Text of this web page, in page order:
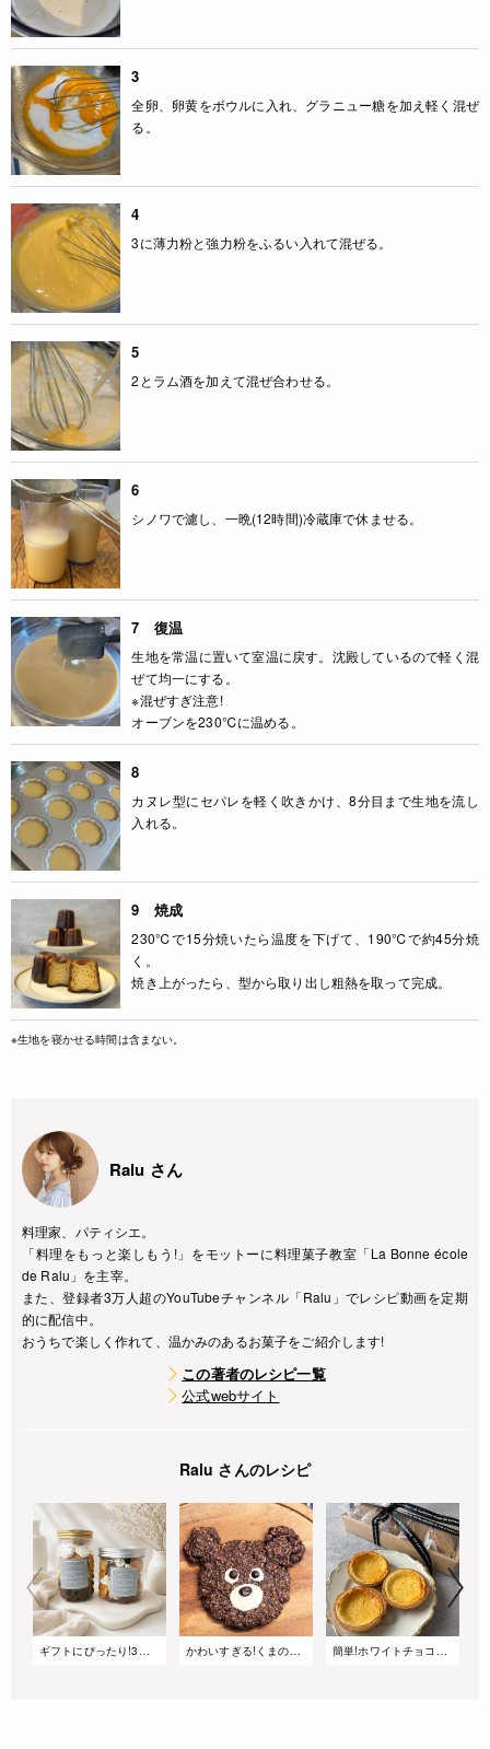
3
全卵、卵黄をボウルに入れ、グラニュー糖を加え軽く混ぜ
る。
4
3に薄力粉と強力粉をふるい入れて混ぜる。
5
2とラム酒を加えて混ぜ合わせる。
6
シノワで濾し、一晩(12時間)冷蔵庫で休ませる。
7 復温
生地を常温に置いて室温に戻す。沈殿しているので軽く混
ぜて均一にする。
※混ぜすぎ注意!
オーブンを230℃に温める。
8
カヌレ型にセパレを軽く吹きかけ、8分目まで生地を流し
入れる。
9 焼成
230℃で15分焼いたら温度を下げて、190℃で約45分焼
く。
焼き上がったら、型から取り出し粗熱を取って完成。
※生地を寝かせる時間は含まない。
Ralu さん
料理家、パティシエ。
「料理をもっと楽しもう!」をモットーに料理菓子教室「La Bonne école
de Ralu」を主宰。
また、登録者3万人超のYouTubeチャンネル「Ralu」でレシピ動画を定期
的に配信中。
おうちで楽しく作れて、温かみのあるお菓子をご紹介します!
この著者のレシピ一覧
公式webサイト
Ralu さんのレシピ
ギフトにぴったり!3色のサクサククッキージャー かわいすぎる!くまのオートミールチョコチップクッキー|動物クッキーの作り方 簡単!ホワイトチョコとチーズの濃厚タルト